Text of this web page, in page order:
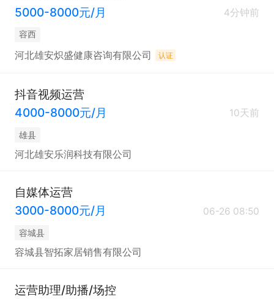
5000-8000元/月
4分钟前
容西
河北雄安炽盛健康咨询有限公司 认证
抖音视频运营
4000-8000元/月
10天前
雄县
河北雄安乐润科技有限公司
自媒体运营
3000-8000元/月
06-26 08:50
容城县
容城县智拓家居销售有限公司
运营助理/助播/场控